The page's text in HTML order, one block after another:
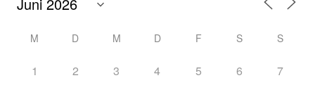
M D M D F S S
1 2 3 4 5 6 7